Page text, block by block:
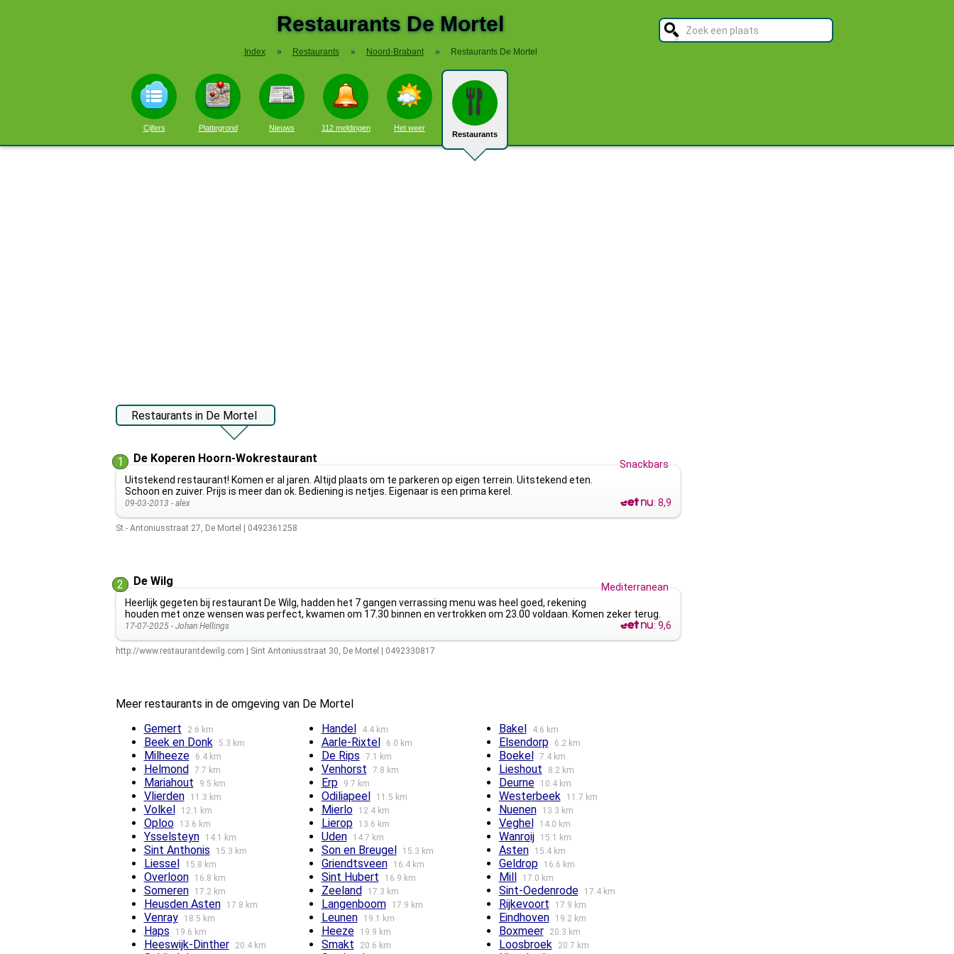
Restaurants De Mortel
Index » Restaurants » Noord-Brabant » Restaurants De Mortel
Cijfers Plattegrond Nieuws 112 meldingen Het weer
Restaurants
Restaurants in De Mortel
1 De Koperen Hoorn-Wokrestaurant
Snackbars
Uitstekend restaurant! Komen er al jaren. Altijd plaats om te parkeren op eigen terrein. Uitstekend eten.
Schoon en zuiver. Prijs is meer dan ok. Bediening is netjes. Eigenaar is een prima kerel.
09-03-2013 - alex : 8,9
St.- Antoniusstraat 27, De Mortel 0492361258
2 De Wilg
Mediterranean
Heerlijk gegeten bij restaurant De Wilg, hadden het 7 gangen verrassing menu was heel goed, rekening
houden met onze wensen was perfect, kwamen om 17.30 binnen en vertrokken om 23.00 voldaan. Komen zeker terug.
17-07-2025 - Johan Hellings : 9,6
http://www.restaurantdewilg.com Sint Antoniusstraat 30, De Mortel 0492330817
Meer restaurants in de omgeving van De Mortel
Gemert
2.6 km Handel 4.4 km Bakel 4.6 km
Beek en Donk 5.3 km Aarle-Rixtel 6.0 km Elsendorp 6.2 km
Milheeze 6.4 km De Rips 7.1 km Boekel 7.4 km
Helmond 7.7 km Venhorst 7.8 km Lieshout 8.2 km
Mariahout 9.5 km Erp 9.7 km Deurne 10.4 km
Vlierden 11.3 km Odiliapeel 11.5 km Westerbeek 11.7 km
Volkel 12.1 km Mierlo 12.4 km Nuenen 13.3 km
Oploo 13.6 km Lierop 13.6 km Veghel 14.0 km
Ysselsteyn 14.1 km Uden 14.7 km Wanroij 15.1 km
Sint Anthonis 15.3 km Son en Breugel 15.3 km Asten 15.4 km
Liessel 15.8 km Griendtsveen 16.4 km Geldrop 16.6 km
Overloon 16.8 km Sint Hubert 16.9 km Mill 17.0 km
Someren 17.2 km Zeeland 17.3 km Sint-Oedenrode 17.4 km
Heusden Asten 17.8 km Langenboom 17.9 km Rijkevoort 17.9 km
Venray 18.5 km Leunen 19.1 km Eindhoven 19.2 km
Haps 19.6 km Heeze 19.9 km Boxmeer 20.3 km
Heeswijk-Dinther 20.4 km Smakt 20.6 km Loosbroek 20.7 km